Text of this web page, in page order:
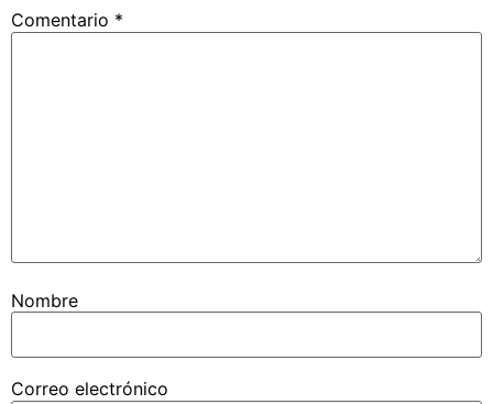
Comentario *
Nombre
Correo electrónico